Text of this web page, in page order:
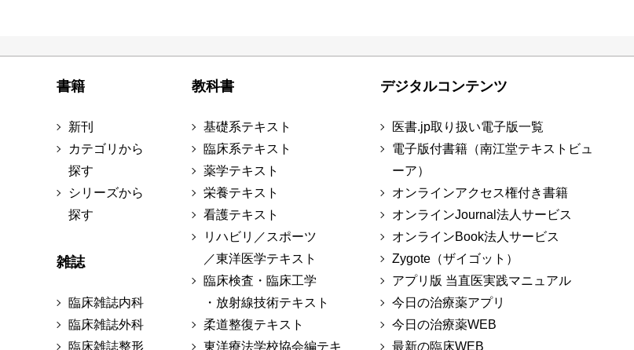
書籍
新刊
カテゴリから
探す
シリーズから
探す
雑誌
臨床雑誌内科
臨床雑誌外科
臨床雑誌整形
教科書
基礎系テキスト
臨床系テキスト
薬学テキスト
栄養テキスト
看護テキスト
リハビリ／スポーツ
／東洋医学テキスト
臨床検査・臨床工学
・放射線技術テキスト
柔道整復テキスト
東洋療法学校協会編テキ
デジタルコンテンツ
医書.jp取り扱い電子版一覧
電子版付書籍（南江堂テキストビュ
ーア）
オンラインアクセス権付き書籍
オンラインJournal法人サービス
オンラインBook法人サービス
Zygote（ザイゴット）
アプリ版 当直医実践マニュアル
今日の治療薬アプリ
今日の治療薬WEB
最新の臨床WEB